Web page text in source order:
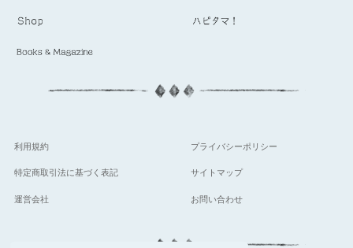
利用規約 プライバシーポリシー
特定商取引法に基づく表記 サイトマップ
運営会社 お問い合わせ